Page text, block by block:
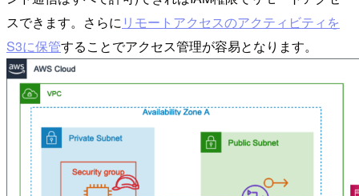
スできます。さらにリモートアクセスのアクティビティを
S3に保管することでアクセス管理が容易となります。